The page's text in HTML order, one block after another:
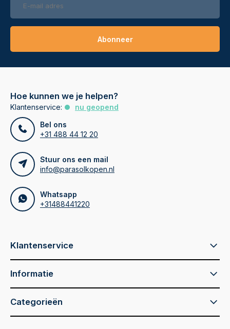
Abonneer
Hoe kunnen we je helpen?
Klantenservice:
nu geopend
Bel ons
+31 488 44 12 20
Stuur ons een mail
info@parasolkopen.nl
Whatsapp
+31488441220
Klantenservice
Informatie
Categorieën